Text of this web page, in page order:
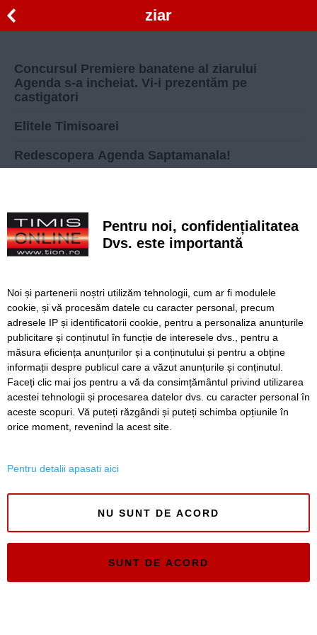
ziar
Concursul Premiere banatene al ziarului
Agenda s-a incheiat. Vi-i prezentăm pe
castigatori
Elitele Timisoarei
Redescopera Agenda Saptamanala!
Presarii joacă fotbal?!
Înapoi
SERVICII Redactia
Folosinta Cookie-urilor
Termeni si conditii de utilizare
Politica de confidentialitate
Regulament postare și moderare comentarii
Pentru noi, confidențialitatea
Dvs. este importantă
Noi și partenerii noștri utilizăm tehnologii, cum ar fi modulele
cookie, și vă procesăm datele cu caracter personal, precum
adresele IP și identificatorii cookie, pentru a personaliza anunțurile
publicitare și conținutul în funcție de interesele dvs., pentru a
măsura eficiența anunțurilor și a conținutului și pentru a obține
informații despre publicul care a văzut anunțurile și conținutul.
Faceți clic mai jos pentru a vă da consimțământul privind utilizarea
acestei tehnologii și procesarea datelor dvs. cu caracter personal în
aceste scopuri. Vă puteți răzgândi și puteți schimba opțiunile în
orice moment, revenind la acest site.
Pentru detalii apasati aici
NU SUNT DE ACORD
SUNT DE ACORD